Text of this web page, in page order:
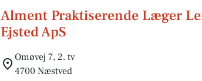
Alment Praktiserende Læger
Ejsted ApS
Omøvej 7, 2. tv
4700 Næstved